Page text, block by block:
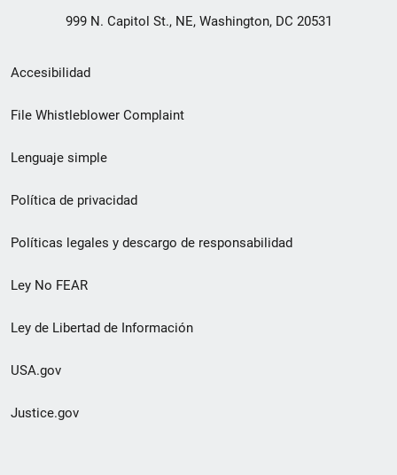
999 N. Capitol St., NE, Washington, DC 20531
Menú
de
de
pie
de
página
Accesibilidad
File Whistleblower Complaint
Lenguaje simple
Política de privacidad
Políticas legales y descargo de responsabilidad
Ley No FEAR
Ley de Libertad de Información
USA.gov
Justice.gov